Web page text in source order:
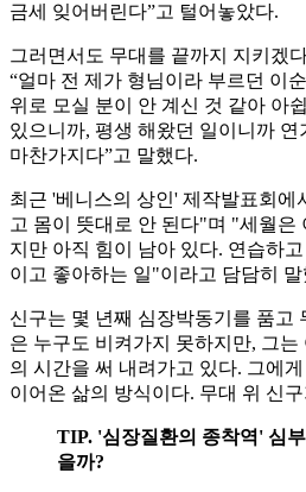
금세 잊어버린다”고 털어놓았다.
그러면서도 무대를 끝까지 지키겠
“얼마 전 제가 형님이라 부르던 이
위로 모실 분이 안 계신 것 같아 아
있으니까, 평생 해왔던 일이니까
마찬가지다”고 말했다.
최근 '베니스의 상인' 제작발표회에
고 몸이 뜻대로 안 된다"며 "세월은
지만 아직 힘이 남아 있다. 연습하
이고 좋아하는 일"이라고 담담히 말
신구는 몇 년째 심장박동기를 품고
은 누구도 비켜가지 못하지만, 그는
의 시간을 써 내려가고 있다. 그에
이어온 삶의 방식이다. 무대 위 신
TIP. '심장질환의 종착역' 심
을까?